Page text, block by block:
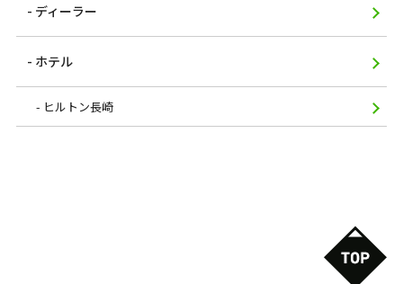
ディーラー
ホテル
ヒルトン長崎